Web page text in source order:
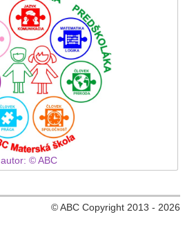
autor: © ABC
© ABC Copyright 2013 - 2026